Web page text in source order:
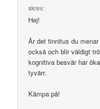
skrev:
Hej!
Är det tinnitus du
också och blir väldigt
kognitiva besvär har
tyvärr.
Kämpa på!